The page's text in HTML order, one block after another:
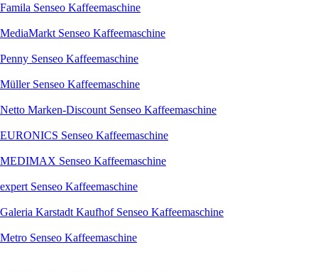
Famila Senseo Kaffeemaschine
MediaMarkt Senseo Kaffeemaschine
Penny Senseo Kaffeemaschine
Müller Senseo Kaffeemaschine
Netto Marken-Discount Senseo Kaffeemaschine
EURONICS Senseo Kaffeemaschine
MEDIMAX Senseo Kaffeemaschine
expert Senseo Kaffeemaschine
Galeria Karstadt Kaufhof Senseo Kaffeemaschine
Metro Senseo Kaffeemaschine